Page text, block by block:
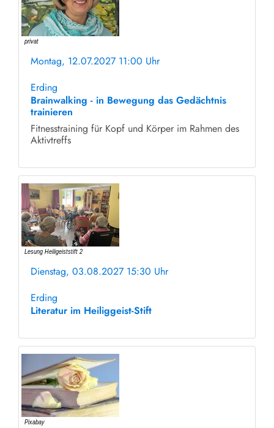
Montag, 12.07.2027 11:00 Uhr
Erding
Brainwalking - in Bewegung das Gedächtnis
trainieren
Fitnesstraining für Kopf und Körper im Rahmen des
Aktivtreffs
Dienstag, 03.08.2027 15:30 Uhr
Erding
Literatur im Heiliggeist-Stift